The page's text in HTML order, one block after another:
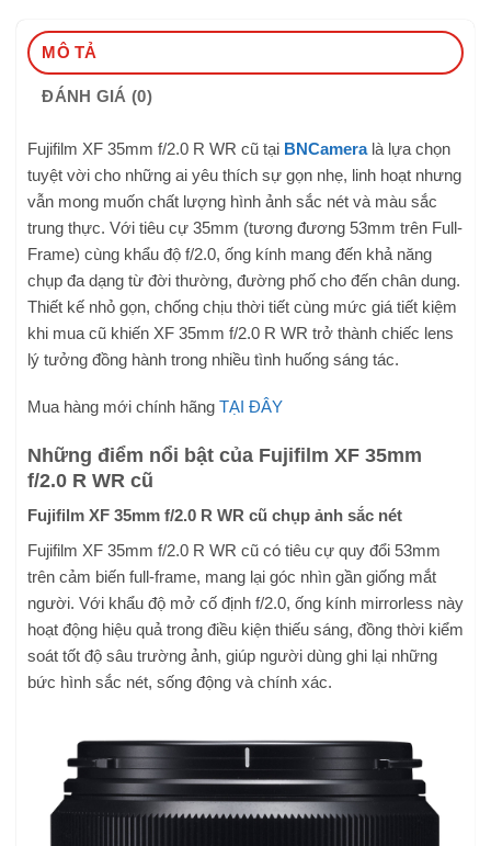
MÔ TẢ
ĐÁNH GIÁ (0)
Fujifilm XF 35mm f/2.0 R WR cũ tại BNCameralà lựa chọn
tuyệt vời cho những ai yêu thích sự gọn nhẹ, linh hoạt nhưng
vẫn mong muốn chất lượng hình ảnh sắc nét và màu sắc
trung thực. Với tiêu cự 35mm (tương đương 53mm trên Full-
Frame) cùng khẩu độ f/2.0, ống kính mang đến khả năng
chụp đa dạng từ đời thường, đường phố cho đến chân dung.
Thiết kế nhỏ gọn, chống chịu thời tiết cùng mức giá tiết kiệm
khi mua cũ khiến XF 35mm f/2.0 R WR trở thành chiếc lens
lý tưởng đồng hành trong nhiều tình huống sáng tác.
Mua hàng mới chính hãng TẠI ĐÂY
Những điểm nổi bật của Fujifilm XF 35mm
f/2.0 R WR cũ
Fujifilm XF 35mm f/2.0 R WR cũ chụp ảnh sắc nét
Fujifilm XF 35mm f/2.0 R WR cũ có tiêu cự quy đổi 53mm
trên cảm biến full-frame, mang lại góc nhìn gần giống mắt
người. Với khẩu độ mở cố định f/2.0, ống kính mirrorless này
hoạt động hiệu quả trong điều kiện thiếu sáng, đồng thời kiểm
soát tốt độ sâu trường ảnh, giúp người dùng ghi lại những
bức hình sắc nét, sống động và chính xác.